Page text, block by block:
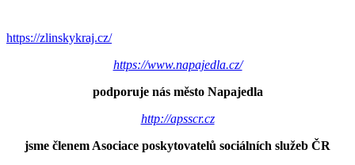
https://zlinskykraj.cz/
https://www.napajedla.cz/
podporuje nás město Napajedla
http://apsscr.cz
jsme členem Asociace poskytovatelů sociálních služeb ČR